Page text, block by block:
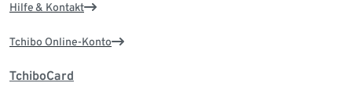
Hilfe & Kontakt
Tchibo Online-Konto
TchiboCard